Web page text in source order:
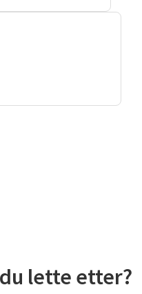
lette etter?